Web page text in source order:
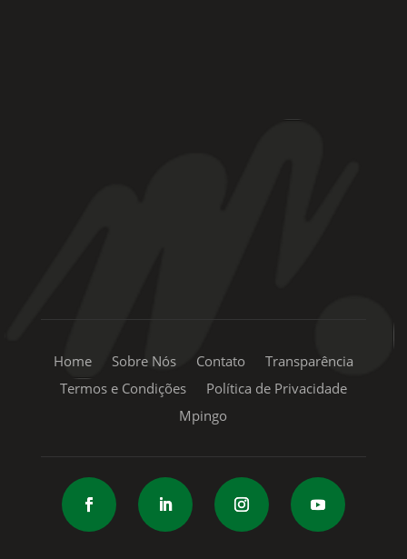
Home Sobre Nós Contato
Transparência
Termos e Condições
Política de Privacidade
Mpingo